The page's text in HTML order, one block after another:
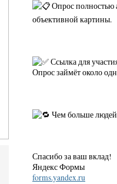
Опрос полностью
объективной картины.
Ссылка для
Опрос займёт около
Чем больше людей
Спасибо за ваш вклад!
Яндекс Формы
forms.yandex.ru